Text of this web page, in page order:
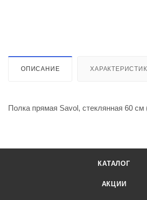
ОПИСАНИЕ
Полка прямая Savol, стеклянная 60 см
КАТАЛОГ
АКЦИИ